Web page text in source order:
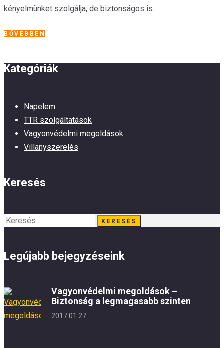
kényelmünket szolgálja, de biztonságos is.
BŐVEBBEN
Kategóriák
Napelem
TTR szolgáltatások
Vagyonvédelmi megoldások
Villanyszerelés
Keresés
Keresés:
Legújabb bejegyzéseink
Vagyonvédelmi megoldások –
Biztonság a legmagasabb szinten
2017.01.27.